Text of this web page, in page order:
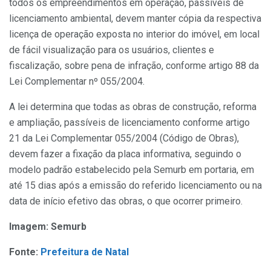
todos os empreendimentos em operação, passíveis de
licenciamento ambiental, devem manter cópia da respectiva
licença de operação exposta no interior do imóvel, em local
de fácil visualização para os usuários, clientes e
fiscalização, sobre pena de infração, conforme artigo 88 da
Lei Complementar nº 055/2004.
A lei determina que todas as obras de construção, reforma
e ampliação, passíveis de licenciamento conforme artigo
21 da Lei Complementar 055/2004 (Código de Obras),
devem fazer a fixação da placa informativa, seguindo o
modelo padrão estabelecido pela Semurb em portaria, em
até 15 dias após a emissão do referido licenciamento ou na
data de início efetivo das obras, o que ocorrer primeiro.
Imagem: Semurb
Fonte: Prefeitura de Natal